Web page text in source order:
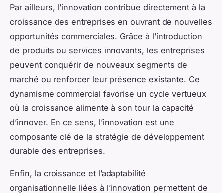
Par ailleurs, l’innovation contribue directement à la
croissance des entreprises en ouvrant de nouvelles
opportunités commerciales. Grâce à l’introduction
de produits ou services innovants, les entreprises
peuvent conquérir de nouveaux segments de
marché ou renforcer leur présence existante. Ce
dynamisme commercial favorise un cycle vertueux
où la croissance alimente à son tour la capacité
d’innover. En ce sens, l’innovation est une
composante clé de la stratégie de développement
durable des entreprises.
Enfin, la croissance et l’adaptabilité
organisationnelle liées à l’innovation permettent de